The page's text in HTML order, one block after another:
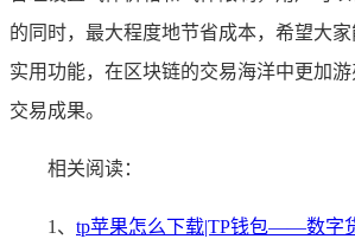
的同时，最大程度地节省成本，希望大
实用功能，在区块链的交易海洋中更加
交易成果。
相关阅读：
1、 tp苹果怎么下载|TP钱包——数字